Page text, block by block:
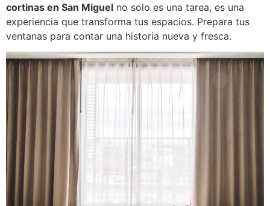
cortinas en San Miguel no solo es una tarea, es una
experiencia que transforma tus espacios. Prepara tus
ventanas para contar una historia nueva y fresca.